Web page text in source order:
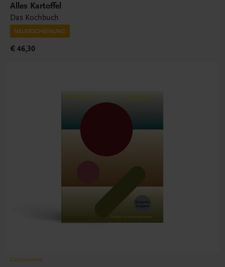
Alles Kartoffel
Das Kochbuch
NEUERSCHEINUNG
€ 46,30
Gastronomie